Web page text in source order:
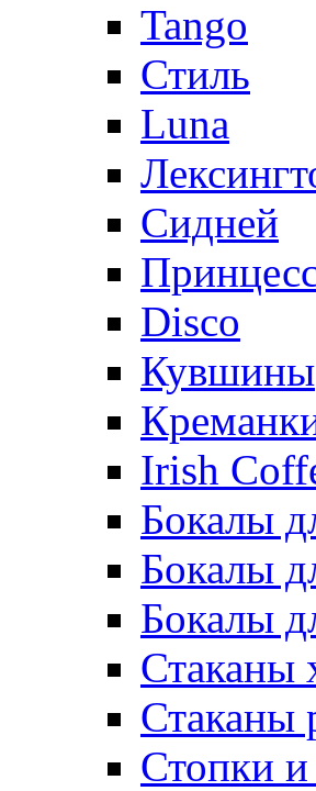
Tango
Стиль
Luna
Сидней
Disco
Кувшины
Irish
Бокалы
Бокалы
Бокалы
Стаканы
Стаканы
Стопки